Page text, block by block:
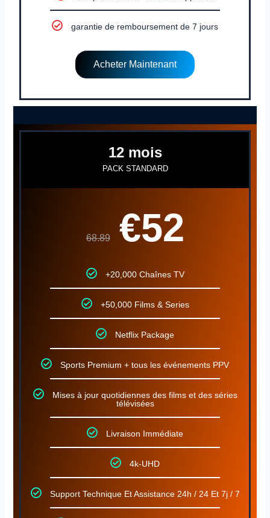
garantie de remboursement de 7 jours
Acheter Maintenant
12 mois
PACK STANDARD
68.89 €52
+20,000 Chaînes TV
+50,000 Films & Series
Netflix Package
Sports Premium + tous les événements PPV
Mises à jour quotidiennes des films et des séries
télévisées
Livraison Immédiate
4k-UHD
Support Technique Et Assistance 24h / 24 Et 7j / 7